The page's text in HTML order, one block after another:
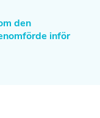
den
inför